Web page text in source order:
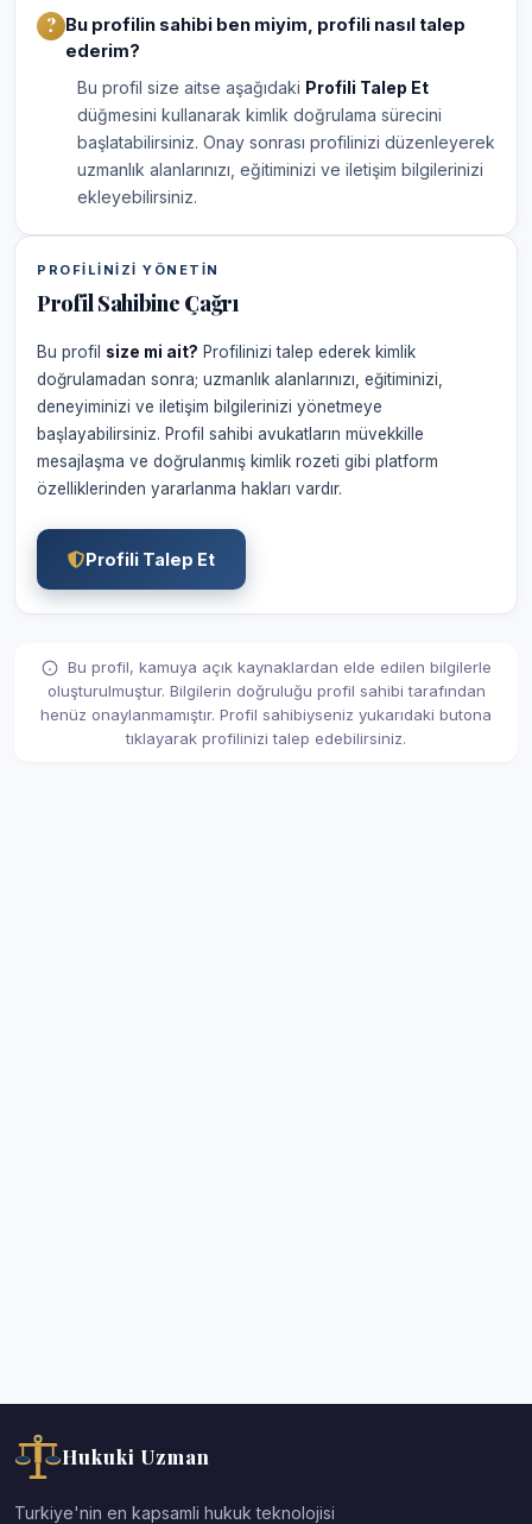
Bu profilin sahibi ben miyim, profili nasıl talep
ederim?
Bu profil size aitse aşağıdaki Profili Talep Et
düğmesini kullanarak kimlik doğrulama sürecini
başlatabilirsiniz. Onay sonrası profilinizi düzenleyerek
uzmanlık alanlarınızı, eğitiminizi ve iletişim bilgilerinizi
ekleyebilirsiniz.
PROFILINIZI YÖNETIN
Profil Sahibine Çağrı
Bu profil size mi ait? Profilinizi talep ederek kimlik
doğrulamadan sonra; uzmanlık alanlarınızı, eğitiminizi,
deneyiminizi ve iletişim bilgilerinizi yönetmeye
başlayabilirsiniz. Profil sahibi avukatların müvekkille
mesajlaşma ve doğrulanmış kimlik rozeti gibi platform
özelliklerinden yararlanma hakları vardır.
Profili Talep Et
Bu profil, kamuya açık kaynaklardan elde edilen bilgilerle
oluşturulmuştur. Bilgilerin doğruluğu profil sahibi tarafından
henüz onaylanmamıştır. Profil sahibiyseniz yukarıdaki butona
tıklayarak profilinizi talep edebilirsiniz.
Hukuki Uzman
Turkiye'nin en kapsamli hukuk teknolojisi